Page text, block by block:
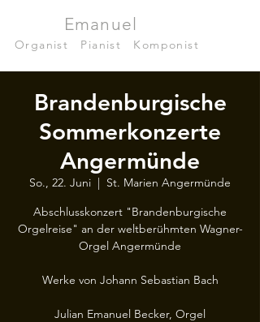
Emanuel
Organist Pianist Komponist
Brandenburgische
Sommerkonzerte
Angermünde
So., 22. Juni
  |
St. Marien Angermünde
Abschlusskonzert "Brandenburgische
Orgelreise" an der weltberühmten Wagner-
Orgel Angermünde
Werke von Johann Sebastian Bach
Julian Emanuel Becker, Orgel